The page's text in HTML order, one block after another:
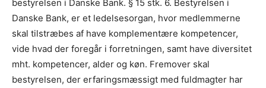
bestyrelsen i Danske Bank. § 15 stk. 6. Bestyrelsen i
Danske Bank, er et ledelsesorgan, hvor medlemmerne
skal tilstræbes af have komplementære kompetencer,
vide hvad der foregår i forretningen, samt have diversitet
mht. kompetencer, alder og køn. Fremover skal
bestyrelsen, der erfaringsmæssigt med fuldmagter har